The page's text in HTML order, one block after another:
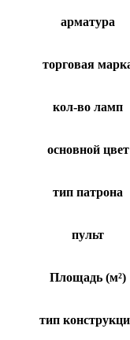
арматура
торговая
кол-во ламп
основной цвет
тип патрона
пульт
Площадь (м²)
тип